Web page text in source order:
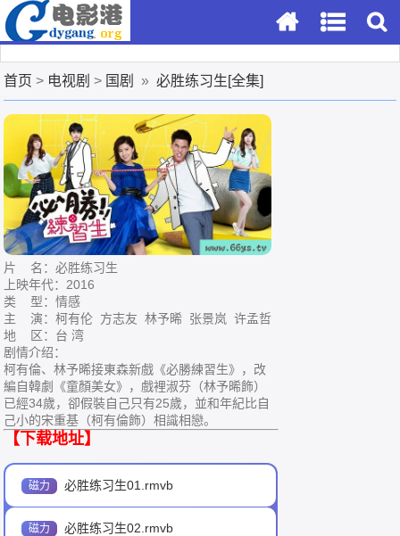
首页 > 电视剧 > 国剧 »必胜练习生[全集]
片 名：必胜练习生
上映年代：2016
类 型：情感
主 演：柯有伦 方志友 林予晞 张景岚 许孟哲
地 区：台 湾
剧情介绍：
柯有倫、林予晞接東森新戲《必勝練習生》，改
編自韓劇《童顏美女》，戲裡淑芬（林予晞飾）
已經34歲，卻假裝自己只有25歲，並和年紀比自
己小的宋重基（柯有倫飾）相識相戀。
【下载地址】
必胜练习生01.rmvb
必胜练习生02.rmvb